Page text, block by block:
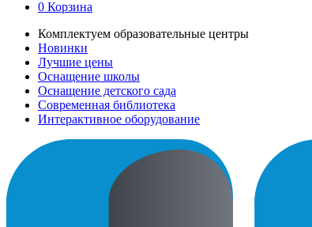
0 Корзина
Комплектуем образовательные центры
Новинки
Лучшие цены
Оснащение школы
Оснащение детского сада
Современная библиотека
Интерактивное оборудование